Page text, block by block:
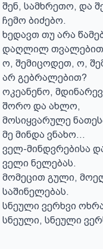
შენ, სამხრეთო, და
ჩემო ბიძებო.
ხედავთ თუ არა
დაღლილ
ო, შემიცოდეთ, ო,
არ გებრალებით?
ოკეანენო,
შორო და ახლო,
მოსიყვარულე
მე მინდა ვნახო...
ველ-მინდვრებისა
ველი ნელებას.
მომეცით გული,
საშინელებას.
სნეული ვერხვი
სნეული, სნეული